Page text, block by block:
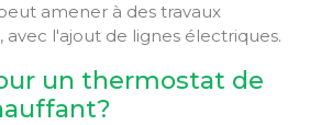
amener à des travaux
l'ajout de lignes électriques.
un thermostat de